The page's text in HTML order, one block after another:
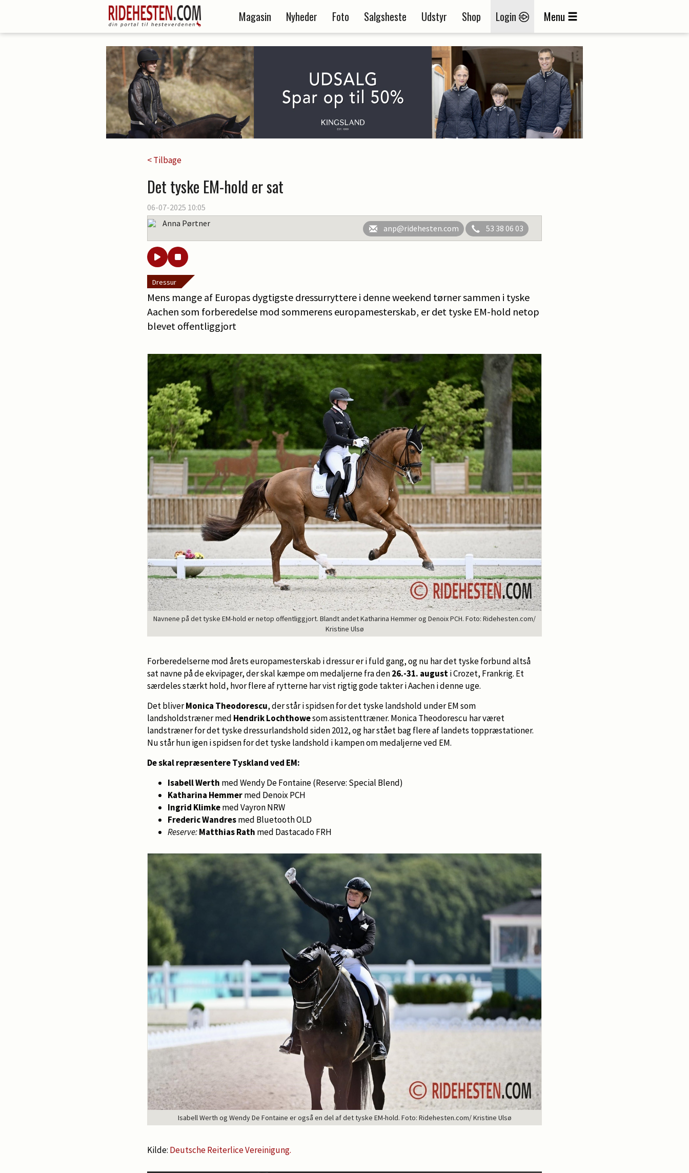
Magasin Nyheder Foto Salgsheste Udstyr Shop Login Menu
< Tilbage
Det tyske EM-hold er sat
06-07-2025 10:05
Anna Pørtner
anp@ridehesten.com 53 38 06 03
Dressur
Mens mange af Europas dygtigste dressurryttere i denne weekend tørner sammen i tyske
Aachen som forberedelse mod sommerens europamesterskab, er det tyske EM-hold netop
blevet offentliggjort
Navnene på det tyske EM-hold er netop offentliggjort. Blandt andet Katharina Hemmer og Denoix PCH. Foto: Ridehesten.com/
Kristine Ulsø
Forberedelserne mod årets europamesterskab i dressur er i fuld gang, og nu har det tyske forbund altså
sat navne på de ekvipager, der skal kæmpe om medaljerne fra den26.-31. augusti Crozet, Frankrig. Et
særdeles stærkt hold, hvor flere af rytterne har vist rigtig gode takter i Aachen i denne uge.
Det bliverMonica Theodorescu, der står i spidsen for det tyske landshold under EM som
landsholdstræner med Hendrik Lochthowesom assistenttræner. Monica Theodorescu har været
landstræner for det tyske dressurlandshold siden 2012, og har stået bag flere af landets toppræstationer.
Nu står hun igen i spidsen for det tyske landshold i kampen om medaljerne ved EM.
De skal repræsentere Tyskland ved EM:
Isabell Werth med Wendy De Fontaine (Reserve: Special Blend)
Katharina Hemmermed Denoix PCH
Ingrid Klimkemed Vayron NRW
Frederic Wandresmed Bluetooth OLD
Reserve:Matthias Rath med Dastacado FRH
Isabell Werth og Wendy De Fontaine er også en del af det tyske EM-hold. Foto: Ridehesten.com/ Kristine Ulsø
Kilde: Deutsche Reiterlice Vereinigung.